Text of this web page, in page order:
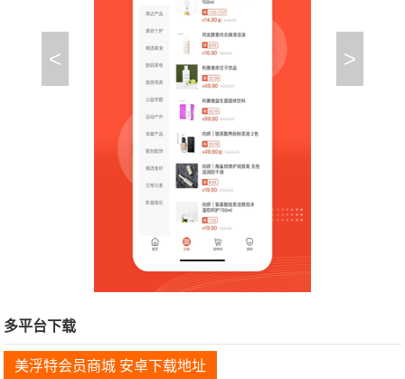
< >
多平台下载
美浮特会员商城 安卓下载地址